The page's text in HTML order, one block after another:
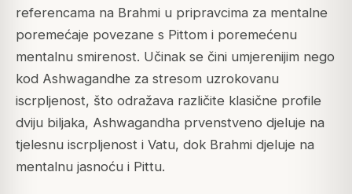
referencama na Brahmi u pripravcima za mentalne
poremećaje povezane s Pittom i poremećenu
mentalnu smirenost. Učinak se čini umjerenijim nego
kod Ashwagandhe za stresom uzrokovanu
iscrpljenost, što odražava različite klasične profile
dviju biljaka, Ashwagandha prvenstveno djeluje na
tjelesnu iscrpljenost i Vatu, dok Brahmi djeluje na
mentalnu jasnoću i Pittu.